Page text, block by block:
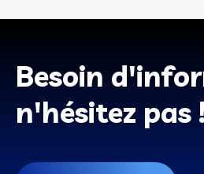
Besoin
n'hésitez pas !